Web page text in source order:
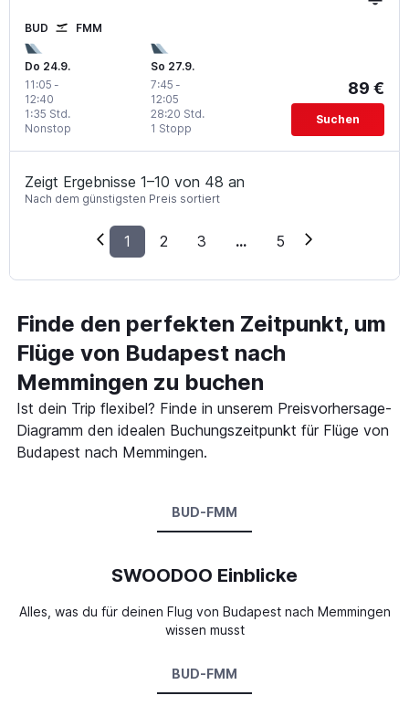
BUD FMM
Do 24.9.
11:05 -
12:40
Nonstop
1:35 Std.
So 27.9.
7:45 -
12:05
1 Stopp
28:20 Std.
89 €
Suchen
Zeigt Ergebnisse 1–10 von 48 an
Nach dem günstigsten Preis sortiert
1 2 3 ... 5
Finde den perfekten Zeitpunkt, um
Flüge von Budapest nach
Memmingen zu buchen
Ist dein Trip flexibel? Finde in unserem Preisvorhersage-
Diagramm den idealen Buchungszeitpunkt für Flüge von
Budapest nach Memmingen.
BUD-FMM
SWOODOO Einblicke
Alles, was du für deinen Flug von Budapest nach Memmingen
wissen musst
BUD-FMM